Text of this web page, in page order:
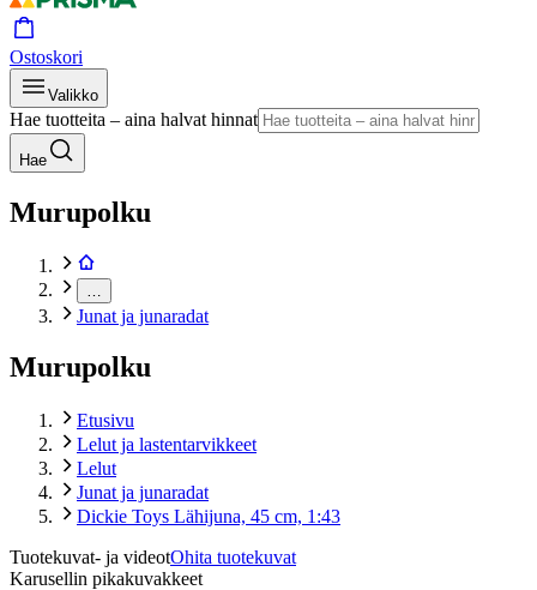
Ostoskori
Valikko
Hae tuotteita – aina halvat hinnat
Hae
Murupolku
Junat ja junaradat
Murupolku
Etusivu
Lelut ja lastentarvikkeet
Lelut
Junat ja junaradat
Dickie Toys Lähijuna, 45 cm, 1:43
Tuotekuvat- ja videotOhita tuotekuvat
Karusellin pikakuvakkeet